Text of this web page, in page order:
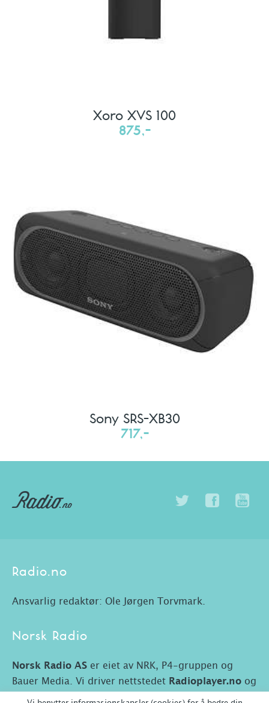
Xoro XVS 100
875,-
Sony SRS-XB30
717,-
Radio.no
Ansvarlig redaktør: Ole Jørgen Torvmark.
Norsk Radio
Norsk Radio AS er eiet av NRK, P4-gruppen og
Bauer Media. Vi driver nettstedet Radioplayer.no og